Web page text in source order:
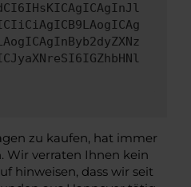
zu kaufen, hat immer
Wir verraten Ihnen kein
hinweisen, dass wir seit